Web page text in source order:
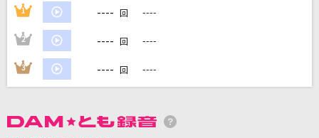
カラオケ最新情報をチェック！
1 ---- 回 ----
2 ---- 回 ----
3 ---- 回 ----